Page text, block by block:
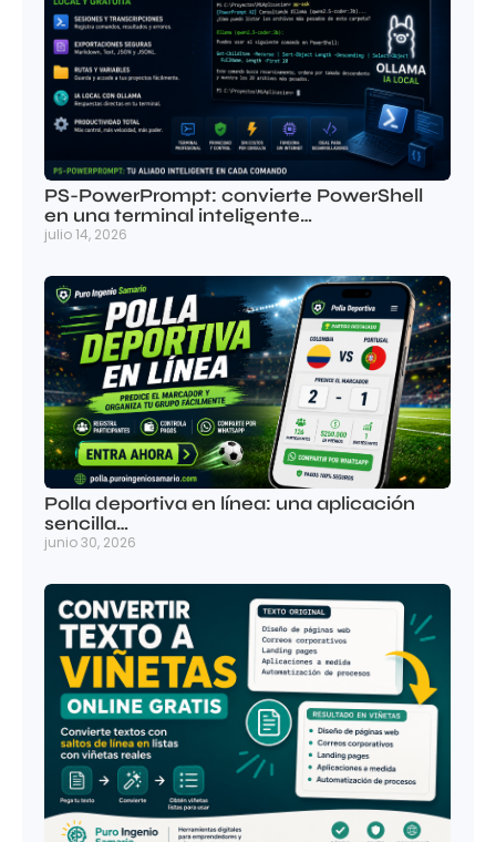
PS-PowerPrompt: convierte PowerShell
en una terminal inteligente…
julio 14, 2026
Polla deportiva en línea: una aplicación
sencilla…
junio 30, 2026